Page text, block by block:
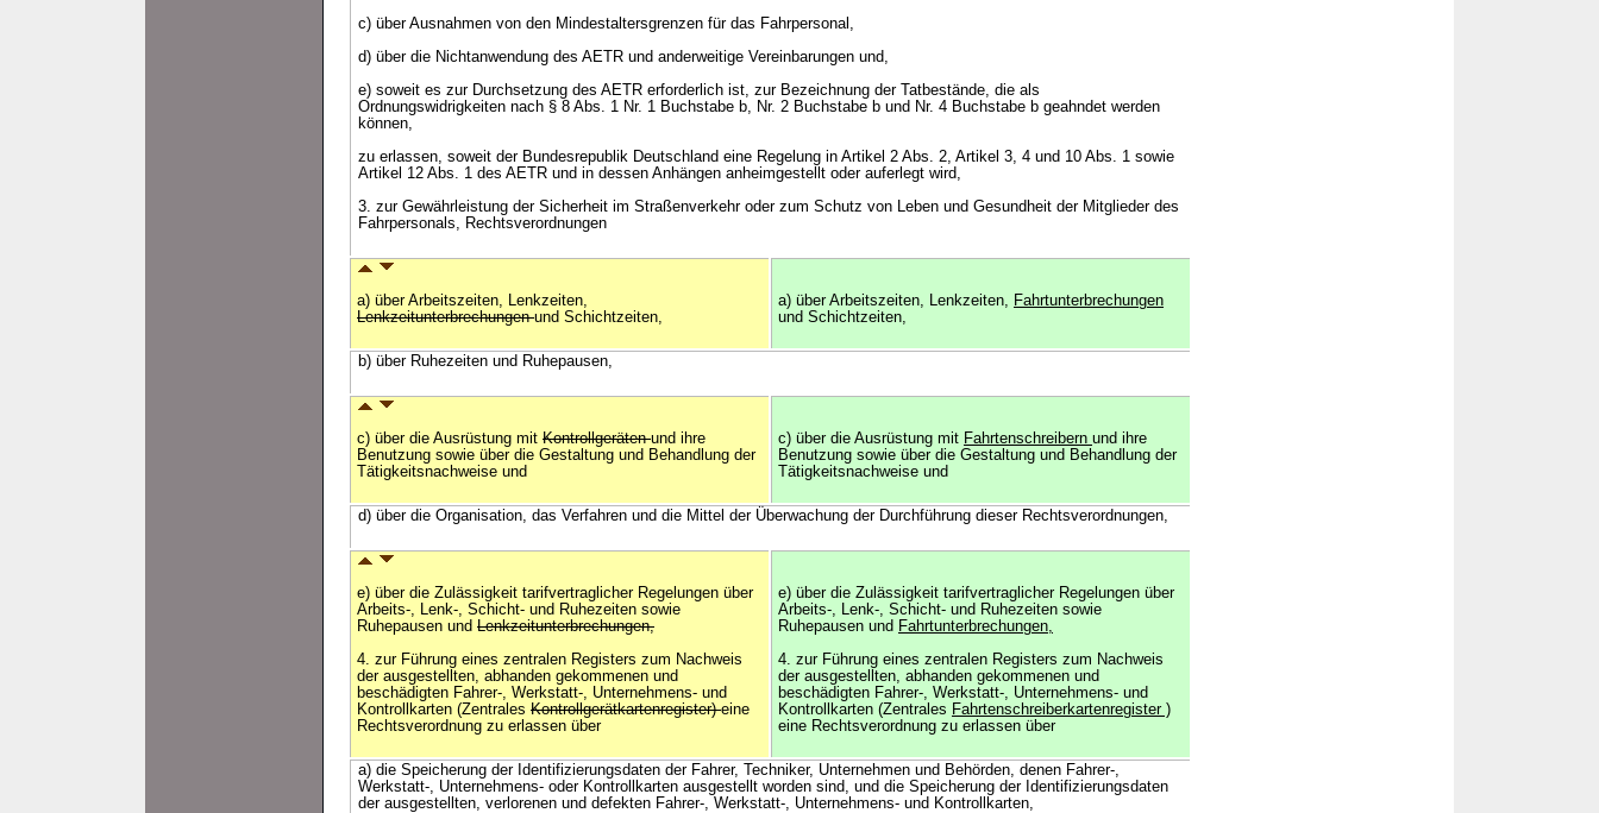
c) über Ausnahmen von den Mindestaltersgrenzen für das Fahrpersonal,
d) über die Nichtanwendung des AETR und anderweitige Vereinbarungen und,
e) soweit es zur Durchsetzung des AETR erforderlich ist, zur Bezeichnung der Tatbestände, die als
Ordnungswidrigkeiten nach § 8 Abs. 1 Nr. 1 Buchstabe b, Nr. 2 Buchstabe b und Nr. 4 Buchstabe b geahndet werden
können,
zu erlassen, soweit der Bundesrepublik Deutschland eine Regelung in Artikel 2 Abs. 2, Artikel 3, 4 und 10 Abs. 1 sowie
Artikel 12 Abs. 1 des AETR und in dessen Anhängen anheimgestellt oder auferlegt wird,
3. zur Gewährleistung der Sicherheit im Straßenverkehr oder zum Schutz von Leben und Gesundheit der Mitglieder des
Fahrpersonals, Rechtsverordnungen
a) über Arbeitszeiten, Lenkzeiten,
Lenkzeitunterbrechungenund Schichtzeiten,
a) über Arbeitszeiten, Lenkzeiten, Fahrtunterbrechungen
und Schichtzeiten,
b) über Ruhezeiten und Ruhepausen,
c) über die Ausrüstung mit Kontrollgerätenund ihre
Benutzung sowie über die Gestaltung und Behandlung der
Tätigkeitsnachweise und
c) über die Ausrüstung mit Fahrtenschreibern und ihre
Benutzung sowie über die Gestaltung und Behandlung der
Tätigkeitsnachweise und
d) über die Organisation, das Verfahren und die Mittel der Überwachung der Durchführung dieser Rechtsverordnungen,
e) über die Zulässigkeit tarifvertraglicher Regelungen über
Arbeits-, Lenk-, Schicht- und Ruhezeiten sowie
Ruhepausen und Lenkzeitunterbrechungen,
4. zur Führung eines zentralen Registers zum Nachweis
der ausgestellten, abhanden gekommenen und
beschädigten Fahrer-, Werkstatt-, Unternehmens- und
Kontrollkarten (Zentrales Kontrollgerätkartenregister)eine
Rechtsverordnung zu erlassen über
e) über die Zulässigkeit tarifvertraglicher Regelungen über
Arbeits-, Lenk-, Schicht- und Ruhezeiten sowie
Ruhepausen und Fahrtunterbrechungen,
4. zur Führung eines zentralen Registers zum Nachweis
der ausgestellten, abhanden gekommenen und
beschädigten Fahrer-, Werkstatt-, Unternehmens- und
Kontrollkarten (Zentrales Fahrtenschreiberkartenregister )
eine Rechtsverordnung zu erlassen über
a) die Speicherung der Identifizierungsdaten der Fahrer, Techniker, Unternehmen und Behörden, denen Fahrer-,
Werkstatt-, Unternehmens- oder Kontrollkarten ausgestellt worden sind, und die Speicherung der Identifizierungsdaten
der ausgestellten, verlorenen und defekten Fahrer-, Werkstatt-, Unternehmens- und Kontrollkarten,